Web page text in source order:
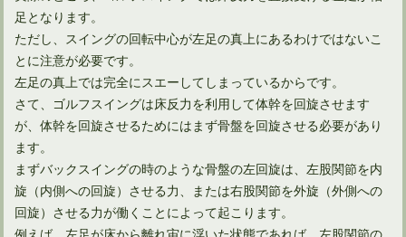
アイアンがスライスしないための打ち方は意外に簡単！
足となります。
ただし、スイングの回転中心が左足の真上にあるわけではないこ
とに注意が必要です。
左足の真上では完全にスエーしてしまっているからです。
さて、ゴルフスイングは床反力を利用して体幹を回旋させます
が、体幹を回旋させるためにはまず骨盤を回旋させる必要があり
ます。
まずバックスイングの時のような骨盤の左回旋は、左股関節を内
旋（内側への回旋）させる力、または右股関節を外旋（外側への
回旋）させる力が働くことによって起こります。
例えば、左足が床から離れ宙に浮いた状態であれば、左股関節の